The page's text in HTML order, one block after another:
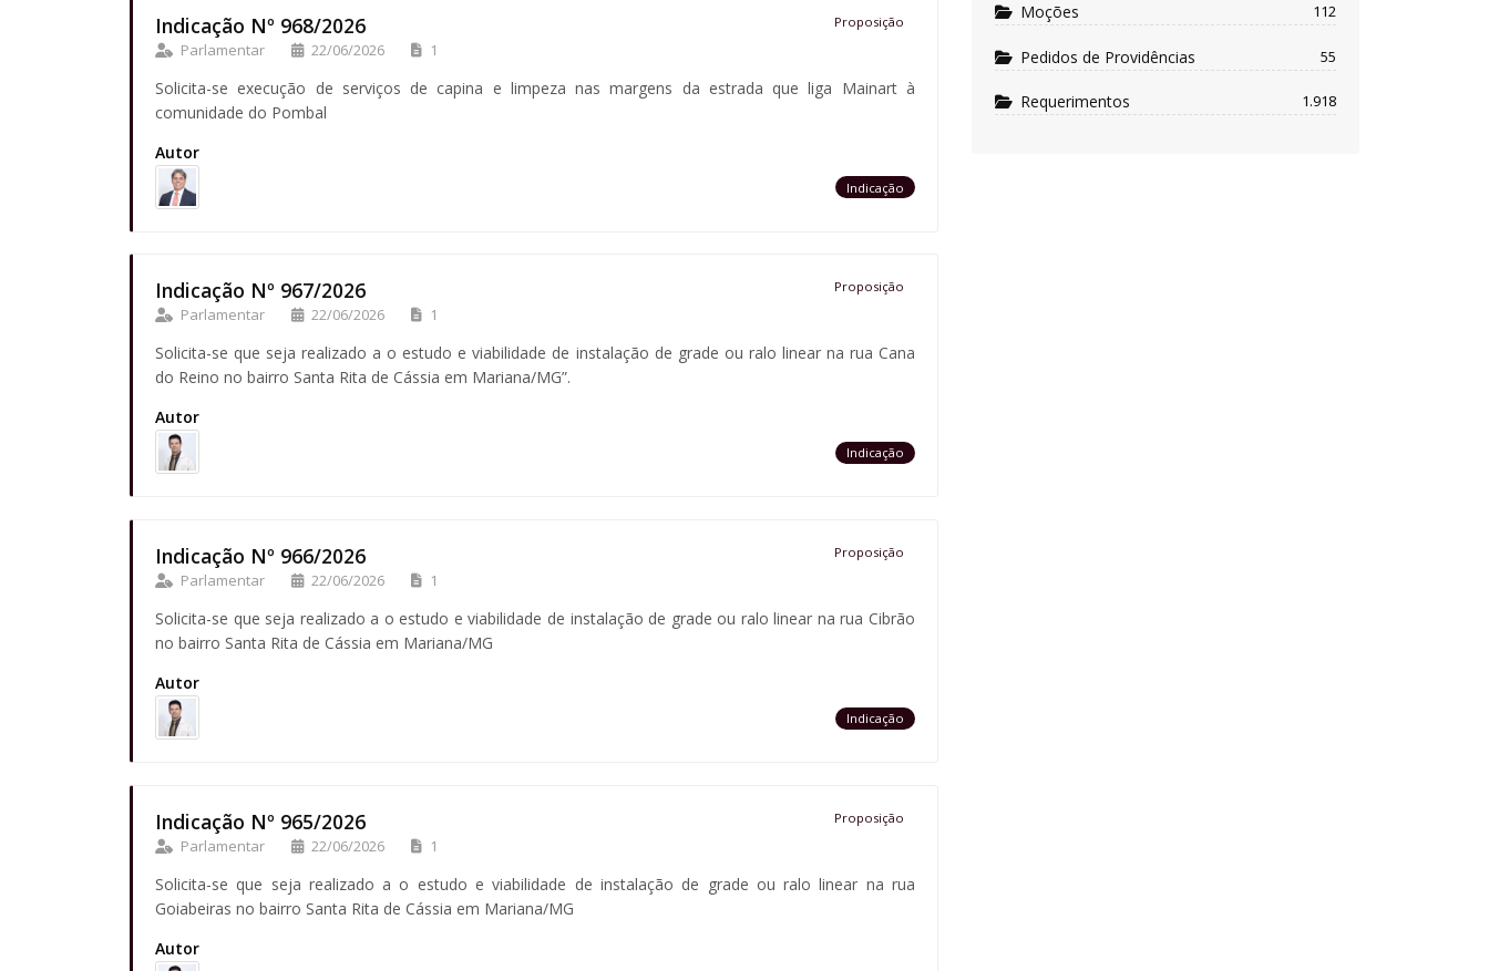
Indicação Nº 968/2026 Proposição
Parlamentar 22/06/2026 1
Solicita-se execução de serviços de capina e limpeza nas margens da estrada que liga Mainart à
comunidade do Pombal
Autor
Indicação
Indicação Nº 967/2026 Proposição
Parlamentar 22/06/2026 1
Solicita-se que seja realizado a o estudo e viabilidade de instalação de grade ou ralo linear na rua Cana
do Reino no bairro Santa Rita de Cássia em Mariana/MG”.
Autor
Indicação
Indicação Nº 966/2026 Proposição
Parlamentar 22/06/2026 1
Solicita-se que seja realizado a o estudo e viabilidade de instalação de grade ou ralo linear na rua Cibrão
no bairro Santa Rita de Cássia em Mariana/MG
Autor
Indicação
Indicação Nº 965/2026 Proposição
Parlamentar 22/06/2026 1
Solicita-se que seja realizado a o estudo e viabilidade de instalação de grade ou ralo linear na rua
Goiabeiras no bairro Santa Rita de Cássia em Mariana/MG
Autor
Moções 112
Pedidos de Providências 55
Requerimentos 1.918